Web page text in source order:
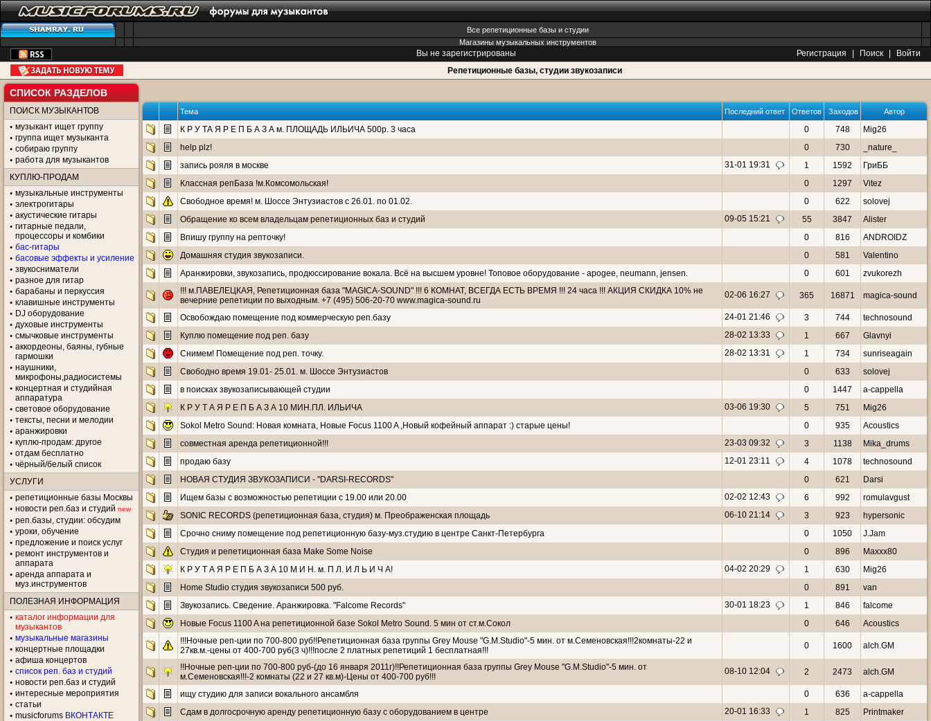
Все репетиционные базы и студии
Магазины музыкальных инструментов
Вы не зарегистрированы Регистрация Поиск
Войти
Репетиционные базы, студии звукозаписи
СПИСОК РАЗДЕЛОВ
ПОИСК МУЗЫКАНТОВ
музыкант ищет группу
группа ищет музыканта
собираю группу
работа для музыкантов
КУПЛЮ-ПРОДАМ
музыкальные инструменты
электрогитары
акустические гитары
гитарные педали,
процессоры и комбики
бас-гитары
басовые эффекты и усиление
звукосниматели
разное для гитар
барабаны и перкуссия
клавишные инструменты
DJ оборудование
духовые инструменты
смычковые инструменты
аккордеоны, баяны, губные
гармошки
наушники,
микрофоны,радиосистемы
концертная и студийная
аппаратура
световое оборудование
тексты, песни и мелодии
аранжировки
куплю-продам: другое
отдам бесплатно
чёрный/белый список
УСЛУГИ
репетиционные базы Москвы
новости реп.баз и студий new
реп.базы, студии: обсудим
уроки, обучение
предложение и поиск услуг
ремонт инструментов и
аппарата
аренда аппарата и
муз.инструментов
ПОЛЕЗНАЯ ИНФОРМАЦИЯ
каталог информации для
музыкантов
музыкальные магазины
концертные площадки
aфиша концертов
список реп. баз и студий
новости реп.баз и студий
интересные мероприятия
статьи
musicforums ВКОНТАКТЕ
Тема Последний ответ Ответов Заходов Автор
К Р У ТА Я Р Е П Б А З А м. ПЛОЩАДЬ ИЛЬИЧА 500р. 3 часа 0 748
Mig26
help plz!
0 730
_nature_
запись рояля в москве
31-01 19:31 1 1592
ГриББ
Классная репБаза !м.Комсомольская!
0 1297
Vitez
Свободное время! м. Шоссе Энтузиастов с 26.01. по 01.02.
0 622
solovej
Обращение ко всем владельцам репетиционных баз и студий
09-05 15:21 55 3847
Alister
Впишу группу на репточку!
0 816
ANDROIDZ
Домашняя студия звукозаписи.
0 581
Valentino
Аранжировки, звукозапись, продюссирование вокала. Всё на высшем уровне! Топовое оборудование - apogee, neumann, jensen.
0 601
zvukorezh
!!! м.ПАВЕЛЕЦКАЯ, Репетиционная база "MAGICA-SOUND" !!! 6 КОМНАТ, ВСЕГДА ЕСТЬ ВРЕМЯ !!! 24 часа !!! АКЦИЯ СКИДКА 10% не
вечерние репетиции по выходным. +7 (495) 506-20-70 www.magica-sound.ru
02-06 16:27 365 16871 magica-sound
Освобождаю помещение под коммерческую реп.базу 24-01 21:46 3 744
technosound
Куплю помещение под реп. базу
28-02 13:33 1 667
Glavnyi
Снимем! Помещение под реп. точку.
28-02 13:31 1 734
sunriseagain
Свободно время 19.01- 25.01. м. Шоссе Энтузиастов
0 633
solovej
в поисках звукозаписывающей студии
0 1447
a-cappella
К Р У Т А Я Р Е П Б А З А 10 МИН.ПЛ. ИЛЬИЧА
03-06 19:30 5 751
Mig26
Sokol Metro Sound: Новая комната, Новые Focus 1100 A ,Новый кофейный аппарат :) старые цены!
0 935
Acoustics
совместная аренда репетиционной!!!
23-03 09:32 3 1138
Mika_drums
продаю базу
12-01 23:11 4 1078
technosound
НОВАЯ СТУДИЯ ЗВУКОЗАПИСИ - "DARSI-RECORDS"
0 621
Darsi
Ищем базы с возможностью репетиции с 19.00 или 20.00
02-02 12:43 6 992
romulavgust
SONIC RECORDS (репетиционная база, студия) м. Преображенская площадь
06-10 21:14 3 923
hypersonic
Срочно сниму помещение под репетиционную базу-муз.студию в центре Санкт-Петербурга
0 1050
J.Jam
Студия и репетиционная база Make Some Noise
0 896
Maxxx80
К Р У Т А Я Р Е П Б А З А 10 М И Н. м. П Л. И Л Ь И Ч А!
04-02 20:29 1 630
Mig26
Home Studio студия звукозаписи 500 руб.
0 891
van
Звукозапись. Сведение. Аранжировка. "Falcome Records"
30-01 18:23 1 846
falcome
Новые Focus 1100 A на репетиционной базе Sokol Metro Sound. 5 мин от ст.м.Сокол
0 646
Acoustics
!!!Ночные реп-ции по 700-800 руб!!Репетиционная база группы Grey Mouse "G.M.Studio"-5 мин. от м.Семеновская!!!2комнаты-22 и
27кв.м.-цены от 400-700 руб(3 ч)!!!после 2 платных репетиций 1 бесплатная!!!
0 1600 alch.GM
!!Ночные реп-ции по 700-800 руб-(до 16 января 2011г)!!Репетиционная база группы Grey Mouse "G.M.Studio"-5 мин. от
м.Семеновская!!!-2 комнаты (22 и 27 кв.м)-Цены от 400-700 руб!!!
08-10 12:04 2 2473 alch.GM
ищу студию для записи вокального ансамбля 0 636
a-cappella
Сдам в долгосрочную аренду репетиционную базу с оборудованием в центре
20-01 16:33 1 825
Printmaker